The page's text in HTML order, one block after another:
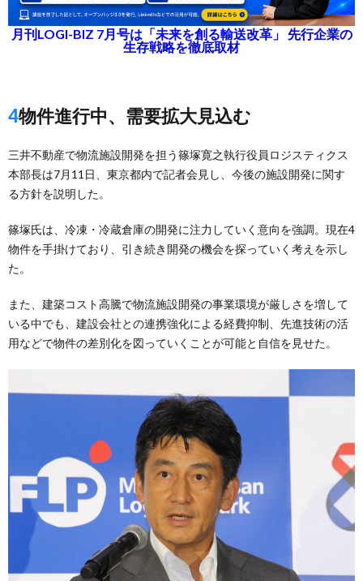
月刊LOGI-BIZ 7月号は「未来を創る輸送改革」 先行企業の
生存戦略を徹底取材
4物件進行中、需要拡大見込む
三井不動産で物流施設開発を担う篠塚寛之執行役員ロジスティクス
本部長は7月11日、東京都内で記者会見し、今後の施設開発に関す
る方針を説明した。
篠塚氏は、冷凍・冷蔵倉庫の開発に注力していく意向を強調。現在4
物件を手掛けており、引き続き開発の機会を探っていく考えを示し
た。
また、建築コスト高騰で物流施設開発の事業環境が厳しさを増して
いる中でも、建設会社との連携強化による経費抑制、先進技術の活
用などで物件の差別化を図っていくことが可能と自信を見せた。